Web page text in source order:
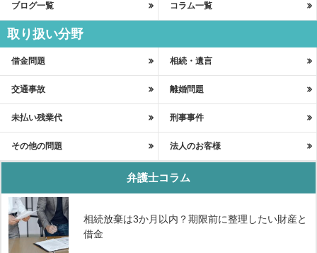
ブログ一覧 コラム一覧
取り扱い分野
借金問題 相続・遺言
交通事故 離婚問題
未払い残業代 刑事事件
その他の問題 法人のお客様
弁護士コラム
相続放棄は3か月以内？期限前に整理したい財産と
借金